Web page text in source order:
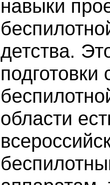
навыки
детства.
подготовки
области